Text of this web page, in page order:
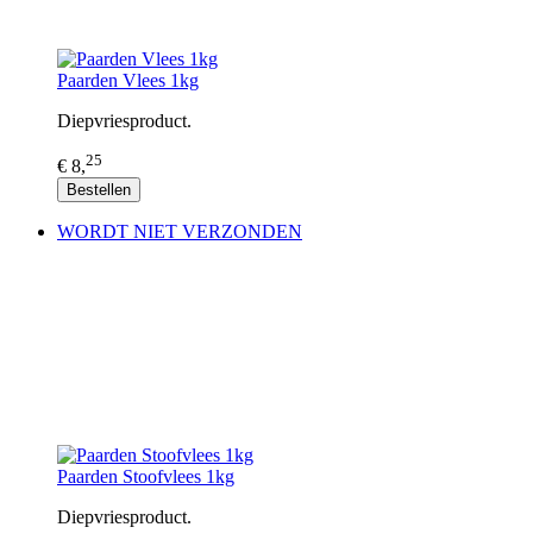
Paarden Vlees 1kg
Diepvriesproduct.
€ 8,25
Bestellen
WORDT NIET VERZONDEN
Paarden Stoofvlees 1kg
Diepvriesproduct.